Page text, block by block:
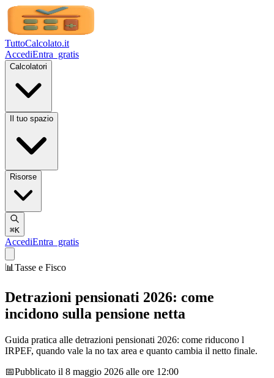
TuttoCalcolato.it
AccediEntra gratis
Calcolatori
Il tuo spazio
Risorse
⌘K
AccediEntra gratis
📊 Tasse e Fisco
Detrazioni pensionati 2026: come
incidono sulla pensione netta
Guida pratica alle detrazioni pensionati 2026: come riducono l
IRPEF, quando vale la no tax area e quanto cambia il netto finale.
📅Pubblicato il 8 maggio 2026 alle ore 12:00